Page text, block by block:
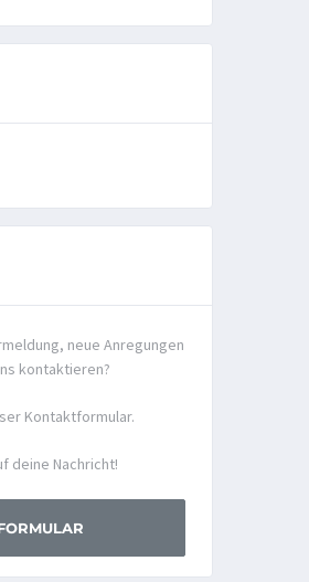
neue Anregungen
kontaktieren?
Kontaktformular.
deine Nachricht!